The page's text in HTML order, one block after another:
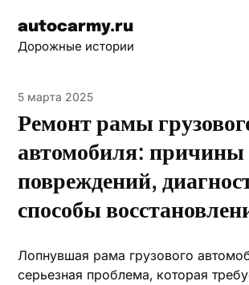
content
autocarmy.ru
Дорожные истории
5 марта 2025
Ремонт рамы
автомобиля: причины
повреждений,
способы
Лопнувшая рама грузового
серьезная проблема‚ которая